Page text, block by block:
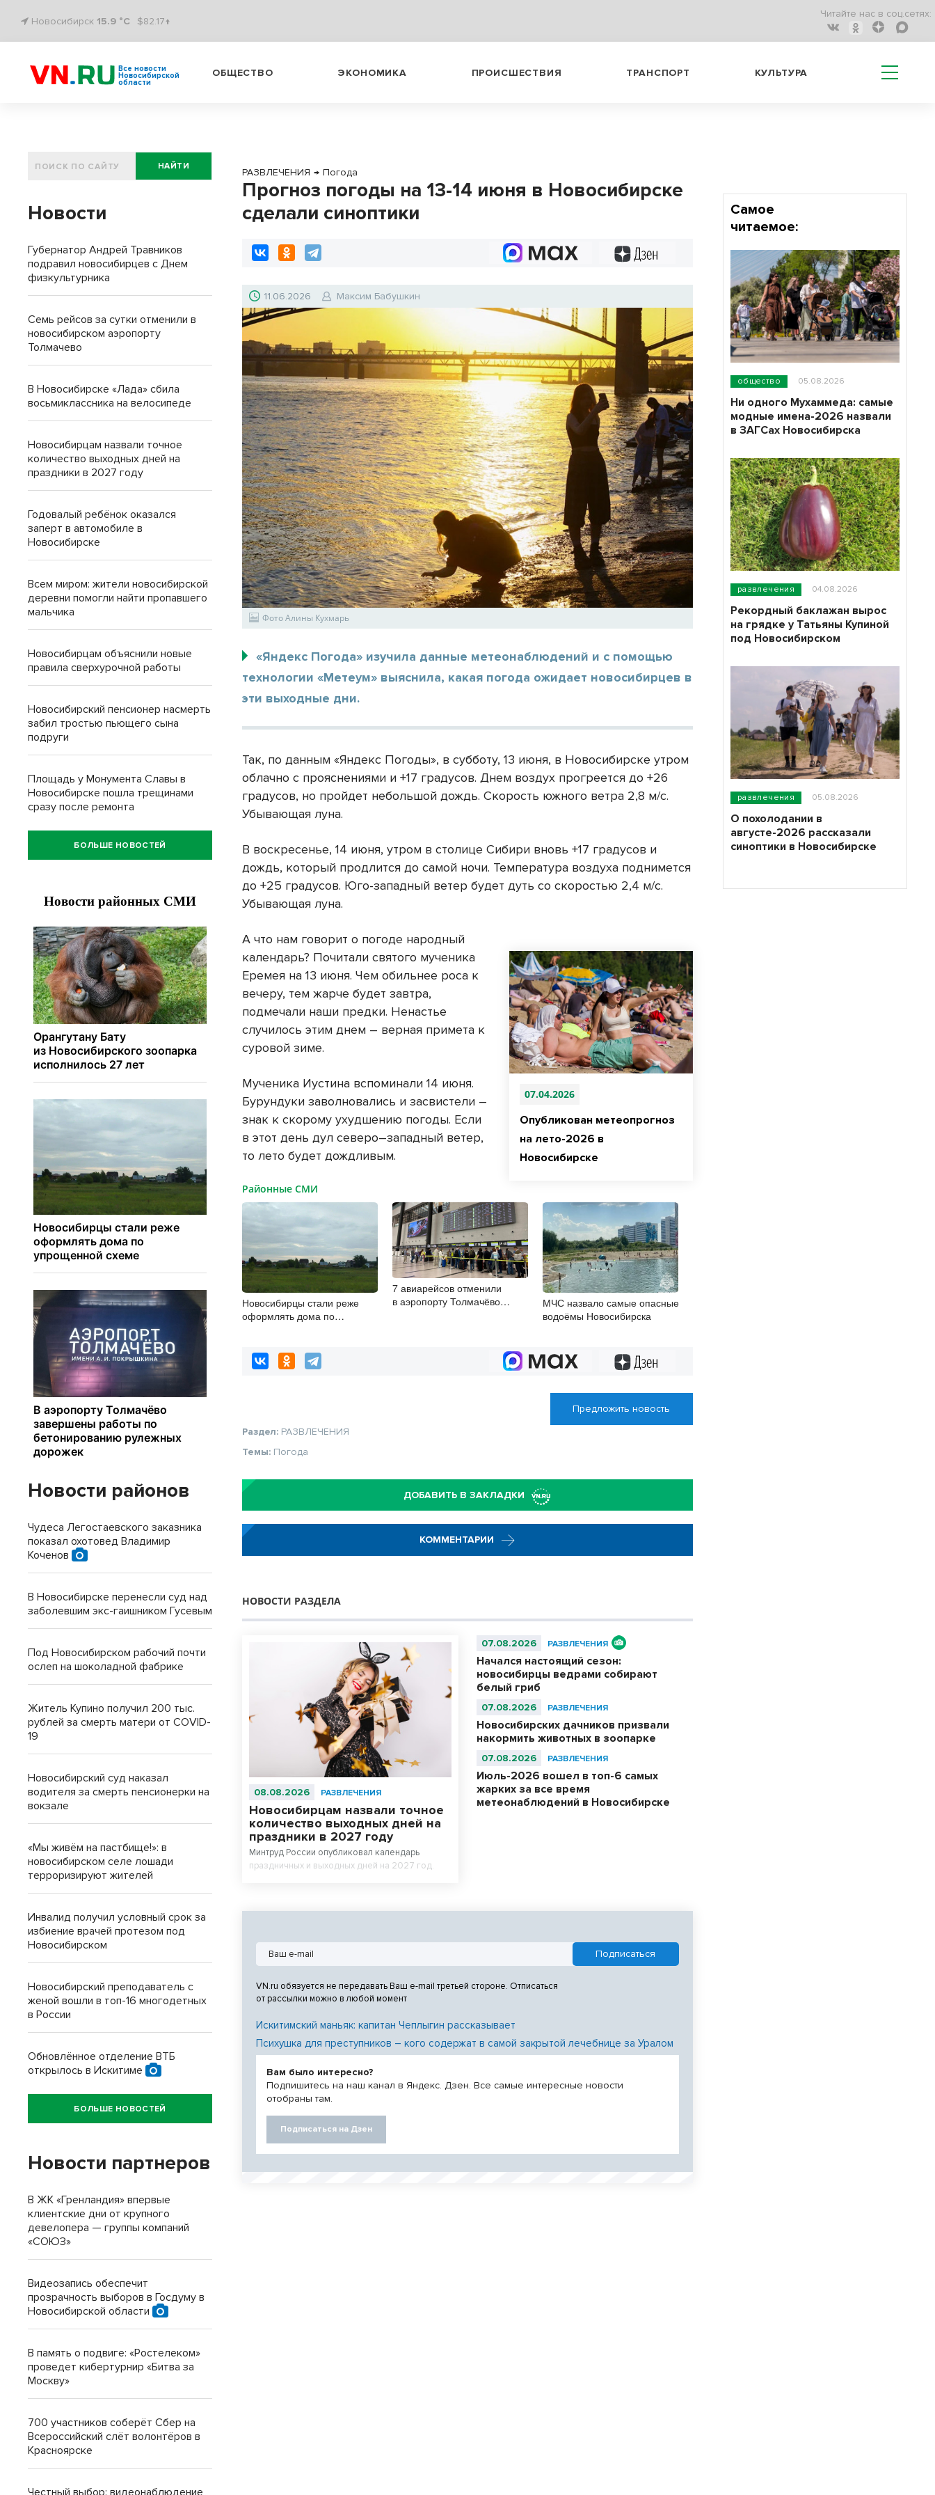
Новосибирск 15.9 °C $82.17↑
Читайте нас в соц.сетях:
Все новости
Новосибирской
области
ОБЩЕСТВО ЭКОНОМИКА ПРОИСШЕСТВИЯ ТРАНСПОРТ КУЛЬТУРА
РАЗВЛЕЧЕНИЯ → Погода
Прогноз погоды на 13-14 июня в Новосибирске
сделали синоптики
11.06.2026 Максим Бабушкин
Фото Алины Кухмарь
«Яндекс Погода» изучила данные метеонаблюдений и с помощью
технологии «Метеум» выяснила, какая погода ожидает новосибирцев в
эти выходные дни.
Так, по данным «Яндекс Погоды», в субботу, 13 июня, в Новосибирске утром
облачно с прояснениями и +17 градусов. Днем воздух прогреется до +26
градусов, но пройдет небольшой дождь. Скорость южного ветра 2,8 м/с.
Убывающая луна.
В воскресенье, 14 июня, утром в столице Сибири вновь +17 градусов и
дождь, который продлится до самой ночи. Температура воздуха поднимется
до +25 градусов. Юго-западный ветер будет дуть со скоростью 2,4 м/с.
Убывающая луна.
07.04.2026
Опубликован метеопрогноз
на лето-2026 в
Новосибирске
А что нам говорит о погоде народный
календарь? Почитали святого мученика
Еремея на 13 июня. Чем обильнее роса к
вечеру, тем жарче будет завтра,
подмечали наши предки. Ненастье
случилось этим днем – верная примета к
суровой зиме.
Мученика Иустина вспоминали 14 июня.
Бурундуки заволновались и засвистели –
знак к скорому ухудшению погоды. Если
в этот день дул северо–западный ветер,
то лето будет дождливым.
Районные СМИ
Новосибирцы стали реже
оформлять дома по
7 авиарейсов отменили
в аэропорту Толмачёво
МЧС назвало самые опасные
водоёмы Новосибирска
Предложить новость
Раздел: РАЗВЛЕЧЕНИЯ
Темы: Погода
ДОБАВИТЬ В ЗАКЛАДКИ
КОММЕНТАРИИ
НОВОСТИ РАЗДЕЛА
08.08.2026 РАЗВЛЕЧЕНИЯ
Новосибирцам назвали точное
количество выходных дней на
праздники в 2027 году
Минтруд России опубликовал календарь
праздничных и выходных дней на 2027 год.
07.08.2026 РАЗВЛЕЧЕНИЯ
Начался настоящий сезон:
новосибирцы ведрами собирают
белый гриб
07.08.2026 РАЗВЛЕЧЕНИЯ
Новосибирских дачников призвали
накормить животных в зоопарке
07.08.2026 РАЗВЛЕЧЕНИЯ
Июль-2026 вошел в топ-6 самых
жарких за все время
метеонаблюдений в Новосибирске
VN.ru обязуется не передавать Ваш e-mail третьей стороне. Отписаться
от рассылки можно в любой момент
Искитимский маньяк: капитан Чеплыгин рассказывает
Психушка для преступников – кого содержат в самой закрытой лечебнице за Уралом
Вам было интересно?
Подпишитесь на наш канал в Яндекс. Дзен. Все самые интересные новости
отобраны там.
Подписаться на Дзен
НАЙТИ
Новости
Губернатор Андрей Травников
подравил новосибирцев с Днем
физкультурника
Семь рейсов за сутки отменили в
новосибирском аэропорту
Толмачево
В Новосибирске «Лада» сбила
восьмиклассника на велосипеде
Новосибирцам назвали точное
количество выходных дней на
праздники в 2027 году
Годовалый ребёнок оказался
заперт в автомобиле в
Новосибирске
Всем миром: жители новосибирской
деревни помогли найти пропавшего
мальчика
Новосибирцам объяснили новые
правила сверхурочной работы
Новосибирский пенсионер насмерть
забил тростью пьющего сына
подруги
Площадь у Монумента Славы в
Новосибирске пошла трещинами
сразу после ремонта
БОЛЬШЕ НОВОСТЕЙ
Новости районов
Чудеса Легостаевского заказника
показал охотовед Владимир
Коченов
В Новосибирске перенесли суд над
заболевшим экс-гаишником Гусевым
Под Новосибирском рабочий почти
ослеп на шоколадной фабрике
Житель Купино получил 200 тыс.
рублей за смерть матери от COVID-
19
Новосибирский суд наказал
водителя за смерть пенсионерки на
вокзале
«Мы живём на пастбище!»: в
новосибирском селе лошади
терроризируют жителей
Инвалид получил условный срок за
избиение врачей протезом под
Новосибирском
Новосибирский преподаватель с
женой вошли в топ-16 многодетных
в России
Обновлённое отделение ВТБ
открылось в Искитиме
БОЛЬШЕ НОВОСТЕЙ
Новости партнеров
В ЖК «Гренландия» впервые
клиентские дни от крупного
девелопера — группы компаний
«СОЮЗ»
Видеозапись обеспечит
прозрачность выборов в Госдуму в
Новосибирской области
В память о подвиге: «Ростелеком»
проведет кибертурнир «Битва за
Москву»
700 участников соберёт Сбер на
Всероссийский слёт волонтёров в
Красноярске
Честный выбор: видеонаблюдение
Самое
читаемое:
общество 05.08.2026
Ни одного Мухаммеда: самые
модные имена-2026 назвали
в ЗАГСах Новосибирска
развлечения 04.08.2026
Рекордный баклажан вырос
на грядке у Татьяны Купиной
под Новосибирском
развлечения 05.08.2026
О похолодании в
августе-2026 рассказали
синоптики в Новосибирске